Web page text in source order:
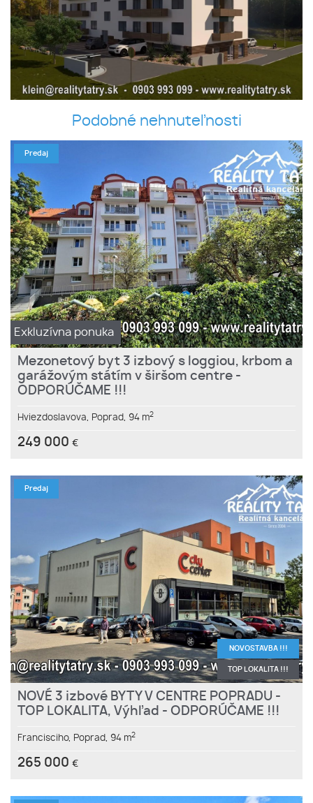
Podobné nehnuteľnosti
Exkluzívna ponuka
Predaj
Mezonetový byt 3 izbový s loggiou, krbom a
garážovým státím v širšom centre -
ODPORÚČAME !!!
Hviezdoslavova, Poprad, 94 m2
249 000 €
Predaj
NOVOSTAVBA !!!
TOP LOKALITA !!!
NOVÉ 3 izbové BYTY V CENTRE POPRADU -
TOP LOKALITA, Výhľad - ODPORÚČAME !!!
Francisciho, Poprad, 94 m2
265 000 €